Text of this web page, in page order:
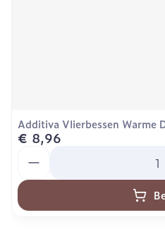
Additiva Vlierbessen Warme
€ 8,96